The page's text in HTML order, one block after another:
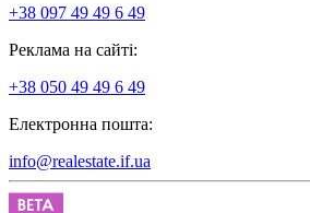
+38 097 49 49 6 49
Реклама на сайті:
+38 050 49 49 6 49
Електронна пошта:
info@realestate.if.ua